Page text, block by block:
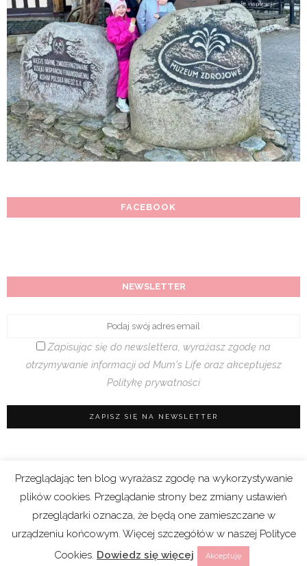
FACEBOOK
NEWSLETTER
Zapisując się do newslettera, wyrażasz zgodę na
otrzymywanie informacji od Mum's Life oraz akceptujesz
Politykę prywatności
Regulamin sklepu |Polityka prywatności (RODO)
|Cookies
Copyright 2021 © Mum’s Life. We współpracy z
Przeglądając ten blog wyrażasz zgodę na wykorzystywanie
plików cookies. Przeglądanie strony bez zmiany ustawień
przeglądarki oznacza, że będą one zamieszczane w
urządzeniu końcowym. Więcej szczegółów w naszej Polityce
Cookies. Dowiedz się więcej Akceptuję